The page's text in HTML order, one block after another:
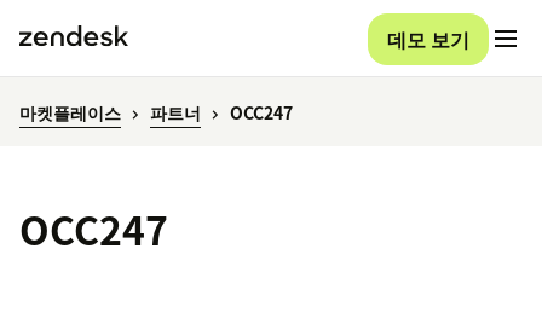
데모 보기
마켓플레이스 파트너 OCC247
OCC247